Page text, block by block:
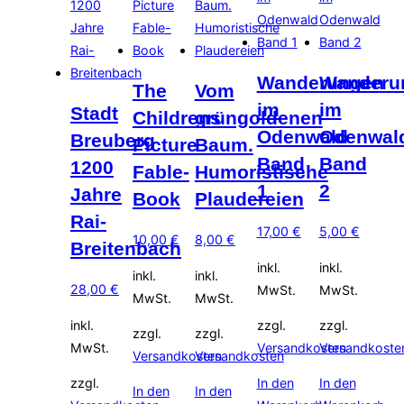
Stadt
Breuberg
1200
Jahre
Rai-
Breitenbach
28,00 €
inkl.
MwSt.
zzgl.
The
Childrens
Picture
Fable-
Book
10,00 €
inkl.
MwSt.
zzgl.
Versandkosten
In den
Vom
grüngoldenen
Baum.
Humoristische
Plaudereien
8,00 €
inkl.
MwSt.
zzgl.
Versandkosten
In den
Wanderungen
im
Odenwald
Band
1
17,00 €
inkl.
MwSt.
zzgl.
Versandkosten
In den
im
Band
2
5,00 €
inkl.
MwSt.
zzgl.
In den